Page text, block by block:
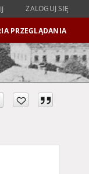
ZALOGUJ SIĘ
PRZEGLĄDANIA